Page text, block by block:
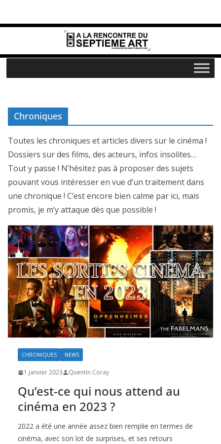
Chroniques
Toutes les chroniques et articles divers sur le cinéma !
Dossiers sur des films, des acteurs, infos insolites…
Tout y passe ! N’hésitez pas à proposer des sujets
pouvant vous intéresser en vue d’un traitement dans
une chronique ! C’est encore bien calme par ici, mais
promis, je m’y attaque dès que possible !
CHRONIQUES NEWS
1 janvier 2023 Quentin Coray
Qu’est-ce qui nous attend au
cinéma en 2023 ?
2022 a été une année assez bien remplie en termes de
cinéma, avec son lot de surprises, et ses retours